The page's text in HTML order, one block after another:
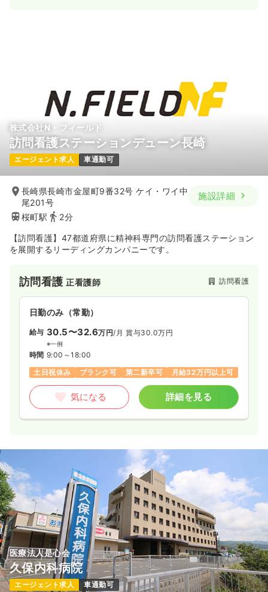
詳細を見る
訪問看護正看護師
日勤のみ（常勤）
給与 20.8〜26.8万円/月 賞与3ヶ月
※一例
時間 8:30～17:00
日祝休み
年間休日126日
気になる 詳細を見る
オペ室(手術室)正・准看護師 一般＋療養
日勤のみ（常勤）
給与 20.8〜26.8万円/月 賞与2.4ヶ月
※一例
時間 8:30～17:30
年間休日126日
月給26万円以上可
気になる 詳細を見る
株式会社N・フィールド
訪問看護ステーションデューン長崎
エージェント求人 車通勤可
長崎県長崎市金屋町9番32号 ケイ・ワイ中
尾201号
桜町駅
2分
施設詳細
【訪問看護】47都道府県に精神科専門の訪問看護ステーション
を展開するリーディングカンパニーです。
訪問看護正看護師 訪問看護
日勤のみ（常勤）
給与 30.5〜32.6万円/月 賞与30.0万円
※一例
時間 9:00～18:00
土日祝休み
ブランク可 第二新卒可 月給32万円以上可
気になる 詳細を見る
医療法人是心会
久保内科病院
エージェント求人 車通勤可